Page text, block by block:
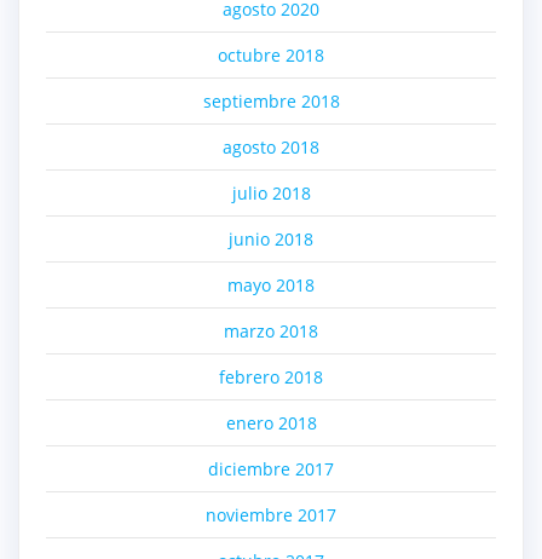
agosto 2020
octubre 2018
septiembre 2018
agosto 2018
julio 2018
junio 2018
mayo 2018
marzo 2018
febrero 2018
enero 2018
diciembre 2017
noviembre 2017